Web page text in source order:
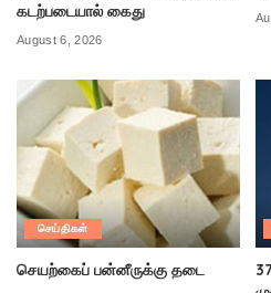
கடற்படையால் கைது
August 6, 2026
செய்திகள்
செயற்கைப் பன்னீருக்கு தடை